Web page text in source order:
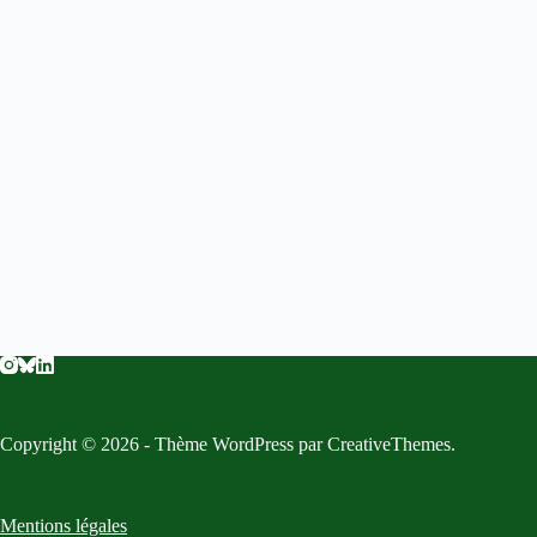
Copyright © 2026 - Thème WordPress parCreativeThemes.
Mentions légales